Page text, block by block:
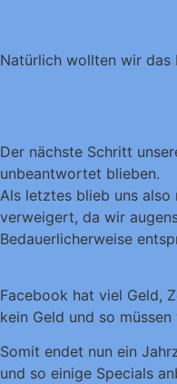
Natürlich wollten wir das
Der nächste Schritt
unbeantwortet blieben.
Als letztes blieb uns also
verweigert, da wir
Bedauerlicherweise
Facebook hat viel Geld,
kein Geld und so
Somit endet nun ein
und so einige Specials